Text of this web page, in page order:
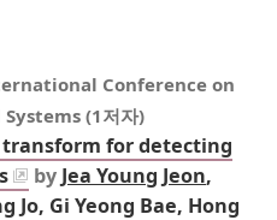
Conference on
(1저자)
transform for detecting
by Jea Young Jeon,
Jo, Gi Yeong Bae, Hong